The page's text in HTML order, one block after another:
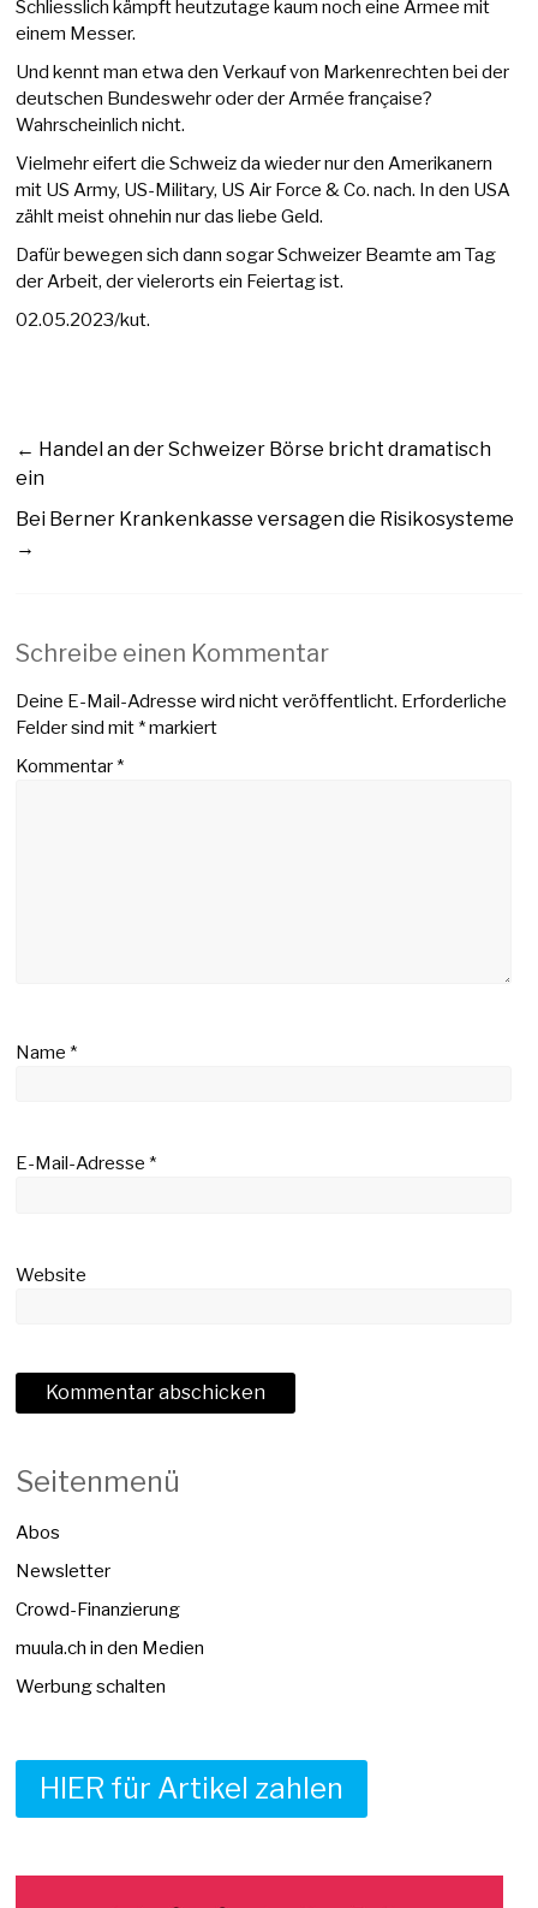
Schliesslich kämpft heutzutage kaum noch eine Armee mit
einem Messer.
Und kennt man etwa den Verkauf von Markenrechten bei der
deutschen Bundeswehr oder der Armée française?
Wahrscheinlich nicht.
Vielmehr eifert die Schweiz da wieder nur den Amerikanern
mit US Army, US-Military, US Air Force & Co. nach. In den USA
zählt meist ohnehin nur das liebe Geld.
Dafür bewegen sich dann sogar Schweizer Beamte am Tag
der Arbeit, der vielerorts ein Feiertag ist.
02.05.2023/kut.
← Handel an der Schweizer Börse bricht dramatisch
ein
Bei Berner Krankenkasse versagen die Risikosysteme
→
Schreibe einen Kommentar
Deine E-Mail-Adresse wird nicht veröffentlicht. Erforderliche
Felder sind mit*markiert
Kommentar*
Name*
E-Mail-Adresse*
Website
Seitenmenü
Abos
Newsletter
Crowd-Finanzierung
muula.ch in den Medien
Werbung schalten
HIER für Artikel zahlen